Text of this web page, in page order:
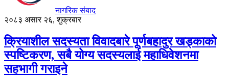
नागरिक संबाद
२०८३ असार २६, शुक्रबार
क्रियाशील सदस्यता विवादबारे पूर्णबहादुर खड्काको
स्पष्टिकरण, सबै योग्य सदस्यलाई महाधिवेशनमा
सहभागी गराइने